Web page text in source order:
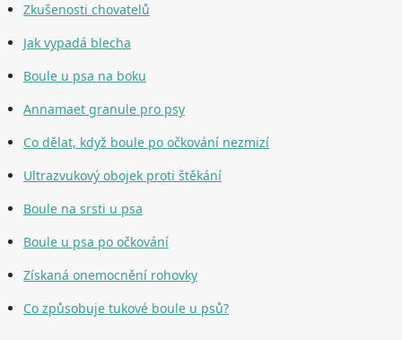
Zkušenosti chovatelů
Jak vypadá blecha
Boule u psa na boku
Annamaet granule pro psy
Co dělat, když boule po očkování nezmizí
Ultrazvukový obojek proti štěkání
Boule na srsti u psa
Boule u psa po očkování
Získaná onemocnění rohovky
Co způsobuje tukové boule u psů?